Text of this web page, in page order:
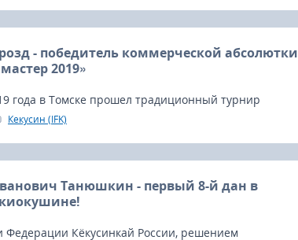
- победитель коммерческой абсолютки
2019»
года в Томске прошел традиционный турнир
который проводят представители IFK.
Кекусин (IFK)
Танюшкин - первый 8-й дан в
Кёкусинкай России, решением
16.08.2026
RCC Kyokushin Fight 5